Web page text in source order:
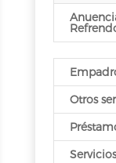
Otros